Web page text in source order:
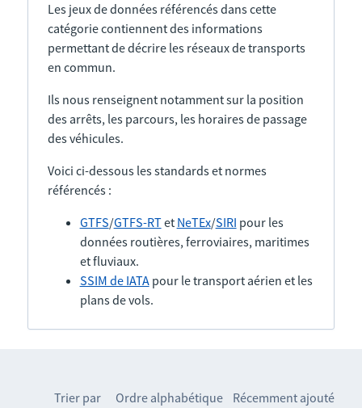
Les jeux de données référencés dans cette
catégorie contiennent des informations
permettant de décrire les réseaux de transports
en commun.
Ils nous renseignent notamment sur la position
des arrêts, les parcours, les horaires de passage
des véhicules.
Voici ci-dessous les standards et normes
référencés :
GTFS/GTFS-RTet NeTEx/SIRI pour les
données routières, ferroviaires, maritimes
et fluviaux.
SSIM de IATApour le transport aérien et les
plans de vols.
Trier par Ordre alphabétique Récemment ajouté